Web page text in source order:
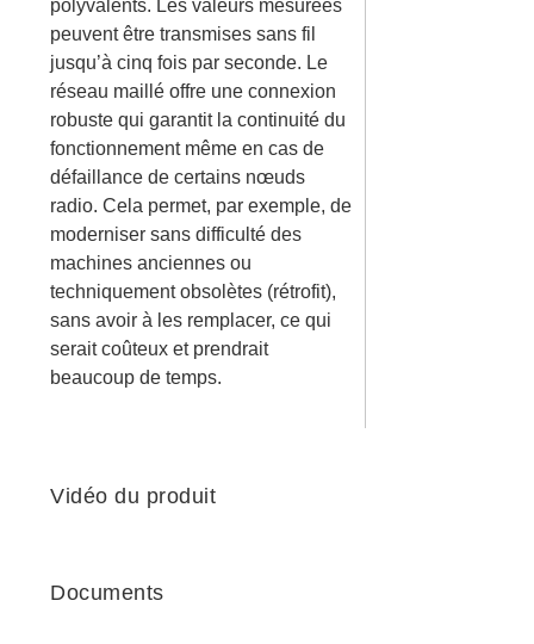
polyvalents. Les valeurs mesurées
peuvent être transmises sans fil
jusqu’à cinq fois par seconde. Le
réseau maillé offre une connexion
robuste qui garantit la continuité du
fonctionnement même en cas de
défaillance de certains nœuds
radio. Cela permet, par exemple, de
moderniser sans difficulté des
machines anciennes ou
techniquement obsolètes (rétrofit),
sans avoir à les remplacer, ce qui
serait coûteux et prendrait
beaucoup de temps.
Vidéo du produit
Documents